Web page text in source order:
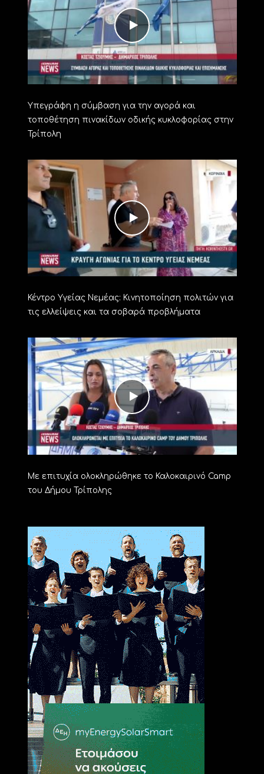
Υπεγράφη η σύμβαση για την αγορά και
τοποθέτηση πινακίδων οδικής κυκλοφορίας στην
Τρίπολη
Κέντρο Υγείας Νεμέας: Κινητοποίηση πολιτών για
τις ελλείψεις και τα σοβαρά προβλήματα
Με επιτυχία ολοκληρώθηκε το Καλοκαιρινό Camp
του Δήμου Τρίπολης